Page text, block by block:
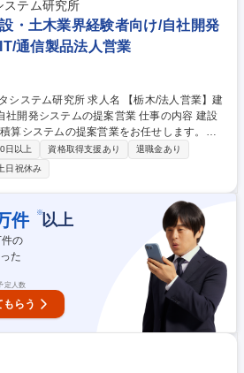
理■顧客サービス：既存ビジネスに関するア
精工G
ステム研究所
・土木業界経験者向け/自社開発
通信製品法人営業
人名 【栃木/法人営業】建
ステムの提案営業 仕事の内容 建設
算システムの提案営業をお任せします。建
して、「顧客の経営課題を解決する」価値の
ッフが獲得したニ
た課題解決を提案する「新規開拓」からスタ
理解することを目指します。実務に慣れた後
広げていただきます。入社後は座学とOJTで
学び取っていく成長意欲があれば建設・土木
いただくことができます。 募集職種
業界経験者向け／自社開発システムの提案営
日以上 資格取得支援あり
退職金あり
日祝休み
件 ※以上
の
た
定人数
らう